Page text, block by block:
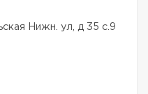
Нижн. ул, д 35 с.9